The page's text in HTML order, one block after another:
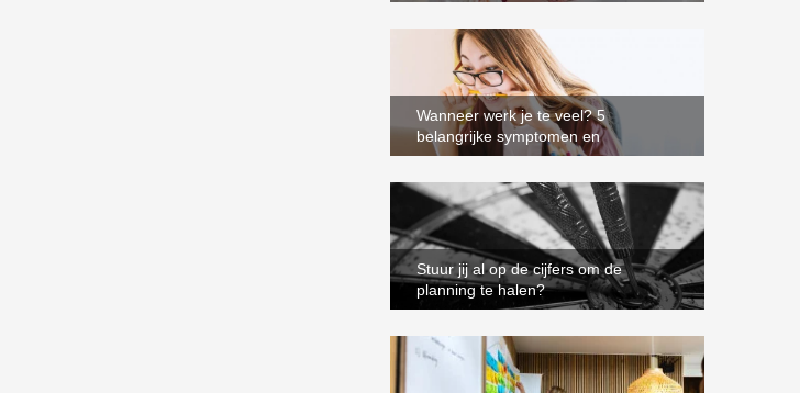
Wanneer werk je te veel? 5
belangrijke symptomen en
oplossingen
Stuur jij al op de cijfers om de
planning te halen?